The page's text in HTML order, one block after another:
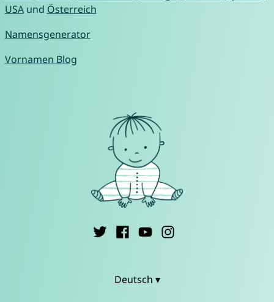
USAund Österreich
Namensgenerator
Vornamen Blog
Deutsch ▾